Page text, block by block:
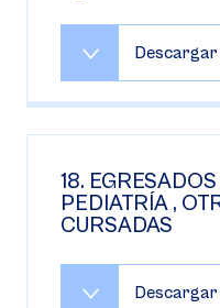
18.
PEDIATRÍA ,
CURSADAS